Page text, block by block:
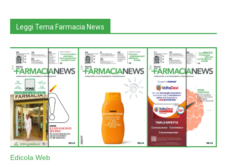
Leggi Tema Farmacia News
Edicola Web